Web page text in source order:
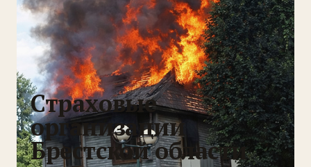
Страховые
организации
Брестской области